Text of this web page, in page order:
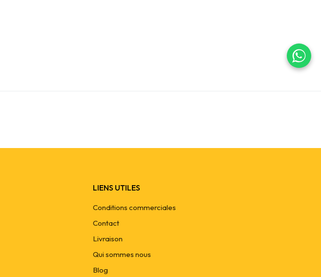
LIENS UTILES
Conditions commerciales
Contact
Livraison
Qui sommes nous
Blog